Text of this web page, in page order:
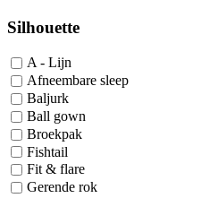
Silhouette
A - Lijn
Afneembare sleep
Baljurk
Ball gown
Broekpak
Fishtail
Fit & flare
Gerende rok